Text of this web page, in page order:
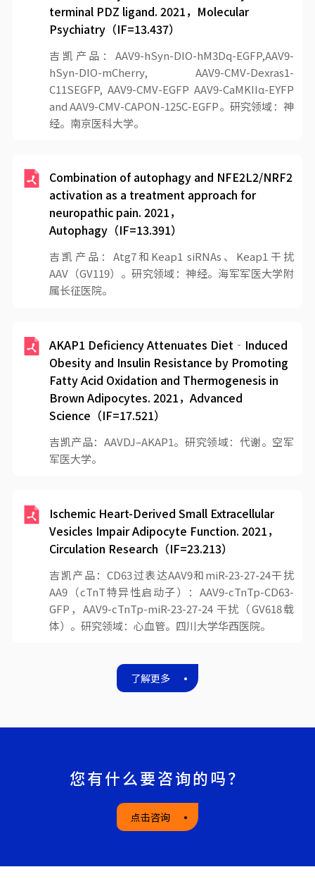
terminal PDZ ligand. 2021，Molecular
Psychiatry（IF=13.437）
吉凯产品：AAV9-hSyn-DIO-hM3Dq-EGFP,AAV9-
hSyn-DIO-mCherry, AAV9-CMV-Dexras1-
C11SEGFP, AAV9-CMV-EGFP AAV9-CaMKIIα-EYFP
and AAV9-CMV-CAPON-125C-EGFP。研究领域：神
经。南京医科大学。
Combination of autophagy and NFE2L2/NRF2
activation as a treatment approach for
neuropathic pain. 2021，
Autophagy（IF=13.391）
吉凯产品：Atg7和Keap1 siRNAs、Keap1干扰
AAV（GV119）。研究领域：神经。海军军医大学附
属长征医院。
AKAP1 Deficiency Attenuates Diet‐Induced
Obesity and Insulin Resistance by Promoting
Fatty Acid Oxidation and Thermogenesis in
Brown Adipocytes. 2021，Advanced
Science（IF=17.521）
吉凯产品：AAVDJ–AKAP1。研究领域：代谢。空军
军医大学。
Ischemic Heart-Derived Small Extracellular
Vesicles Impair Adipocyte Function. 2021，
Circulation Research（IF=23.213）
吉凯产品：CD63过表达AAV9和miR-23-27-24干扰
AA9（cTnT特异性启动子）：AAV9-cTnTp-CD63-
GFP，AAV9-cTnTp-miR-23-27-24 干扰（GV618载
体）。研究领域：心血管。四川大学华西医院。
了解更多
您有什么要咨询的吗？
点击咨询